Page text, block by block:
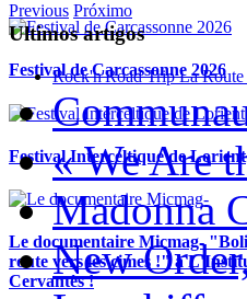
Festival de Carcassonne 2026
Festival Interceltique de Lorient
Le documentaire Micmag-
route vers les cimes !" à
Cervantès !
Previous Próximo
Ultimos artigos
Rock'n'Road Trip La
« We Are
Madonna
New